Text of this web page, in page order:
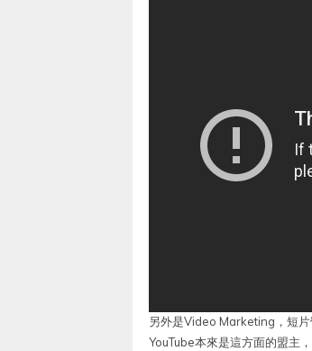
另外是Video Marketing，短片
YouTube本來是這方面的盟主